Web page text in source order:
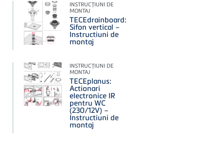
INSTRUCŢIUNI DE
MONTAJ
TECEdrainboard:
Sifon vertical –
Instructiuni de
montaj
INSTRUCŢIUNI DE
MONTAJ
TECEplanus:
Actionari
electronice IR
pentru WC
(230/12V) –
Instructiuni de
montaj